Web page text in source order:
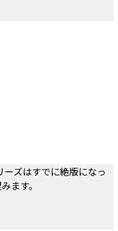
ズはすでに絶版になっ
ます。